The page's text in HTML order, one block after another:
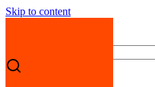
Skip to content
Capacitor Bank